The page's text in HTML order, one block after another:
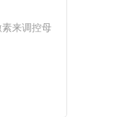
来调控母